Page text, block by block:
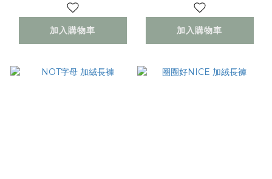
加入購物車 加入購物車